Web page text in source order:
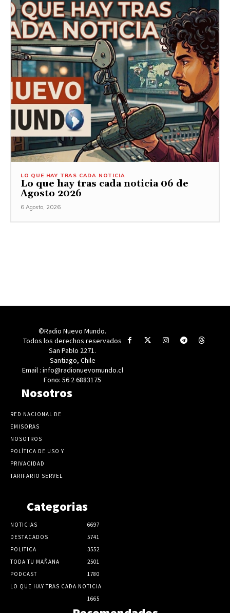
LO QUE HAY TRAS CADA NOTICIA
Lo que hay tras cada noticia 06 de
Agosto 2026
6 Agosto, 2026
©Radio Nuevo Mundo.
Todos los derechos reservados
San Pablo 2271.
Santiago, Chile
Email : info@radionuevomundo.cl
Fono: 56 2 6883175
Nosotros
RED NACIONAL DE
EMISORAS
NOSOTROS
POLÍTICA DE USO Y
PRIVACIDAD
TARIFARIO SERVEL
Categorias
NOTICIAS
6697
DESTACADOS
5741
POLITICA
3552
TODA TU MAÑANA
2501
PODCAST
1780
LO QUE HAY TRAS CADA NOTICIA
1665